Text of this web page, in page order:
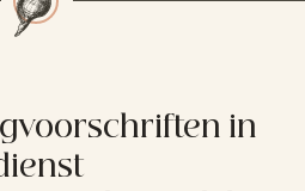
in